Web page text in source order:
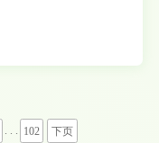
. . . 102 下页